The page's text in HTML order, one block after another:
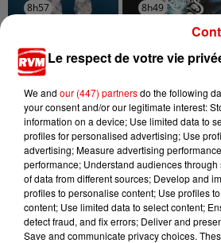
8h57
8h57
CHRISTOPHE WILLEM
Systaime
8h49
8h49
THE RASMUS
In The Shadows
Le respect de votre vie
We and our (447) partnersdo the following
your consent and/or our legitimate interest:
information on a device; Use limited data to
profiles for personalised advertising; Use
advertising; Measure advertising
performance; Understand audiences
of data from different sources; Develop and
profiles to personalise content; Use profiles
content; Use limited data to select content;
detect fraud, and fix errors; Deliver and
Save and communicate privacy choices.